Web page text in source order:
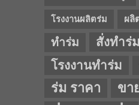
โรงงานผลิตร่ม ผลิ
ทำร่ม
สั่งทำร่ม
โรงงานทำร่ม
ร่ม ราคา ขา